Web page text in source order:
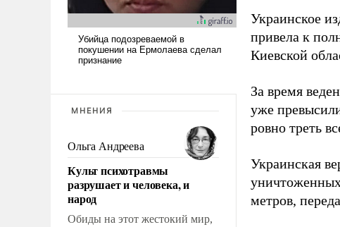
МНЕНИЯ
Ольга Андреева
Культ психотравмы
разрушает и человека, и
народ
Обиды на этот жестокий мир,
Украинское
привела к
Киевской
За время
уже
ровно треть
Украинская
метров,